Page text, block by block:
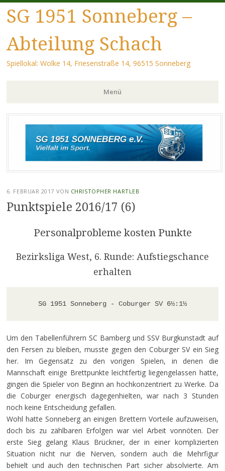
SG 1951 Sonneberg –
Abteilung Schach
Spiellokal: Wolke 14, Friesenstraße 14, 96515 Sonneberg
Menü
Zum Inhalt springen
6. FEBRUAR 2017 VON CHRISTOPHER HARTLEB
Punktspiele 2016/17 (6)
Personalprobleme kosten Punkte
Bezirksliga West, 6. Runde: Aufstiegschance
erhalten
SG 1951 Sonneberg - Coburger SV 6½:1½
Um den Tabellenführern SC Bamberg und SSV Burgkunstadt auf
den Fersen zu bleiben, musste gegen den Coburger SV ein Sieg
her. Im Gegensatz zu den vorigen Spielen, in denen die
Mannschaft einige Brettpunkte leichtfertig liegengelassen hatte,
gingen die Spieler von Beginn an hochkonzentriert zu Werke. Da
die Coburger energisch dagegenhielten, war nach 3 Stunden
noch keine Entscheidung gefallen.
Wohl hatte Sonneberg an einigen Brettern Vorteile aufzuweisen,
doch bis zu zählbaren Erfolgen war viel Arbeit vonnöten. Der
erste Sieg gelang Klaus Brückner, der in einer komplizierten
Situation nicht nur die Nerven, sondern auch die Mehrfigur
behielt und auch den technischen Part sicher absolvierte. Am